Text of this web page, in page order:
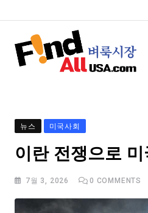
뉴스 미국사회
이란 전쟁으로
7월 3, 2026 0 COMMENTS